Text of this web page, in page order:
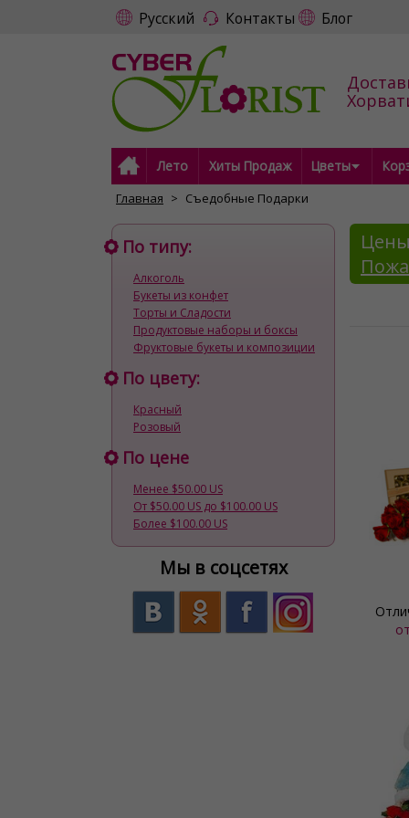
Русский Контакты Блог
Лето Хиты Продаж Цветы
Главная Съедобные Подарки
По типу:
Алкоголь
Букеты из конфет
Торты и Cладости
Продуктовые наборы и боксы
Фруктовые букеты и композиции
По цвету:
Красный
Розовый
По цене
Менее $50.00 US
От $50.00 US до $100.00 US
Более $100.00 US
Мы в соцсетях